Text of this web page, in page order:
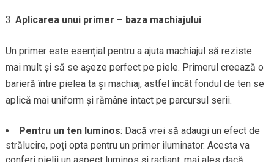
Aplicarea unui primer – baza machiajului
Un primer este esențial pentru a ajuta machiajul să reziste
mai mult și să se așeze perfect pe piele. Primerul creează o
barieră între pielea ta și machiaj, astfel încât fondul de ten se
aplică mai uniform și rămâne intact pe parcursul serii.
Pentru un ten luminos: Dacă vrei să adaugi un efect de
strălucire, poți opta pentru un primer iluminator. Acesta va